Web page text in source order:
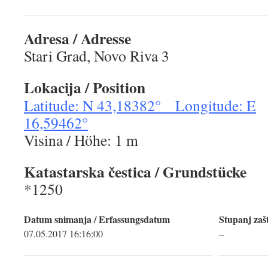
Adresa / Adresse
Stari Grad, Novo Riva 3
Lokacija / Position
Latitude: N 43,18382° Longitude: E
16,59462°
Visina / Höhe: 1 m
Katastarska čestica / Grundstücke
*1250
Datum snimanja / Erfassungsdatum
07.05.2017 16:16:00
Stupanj
–